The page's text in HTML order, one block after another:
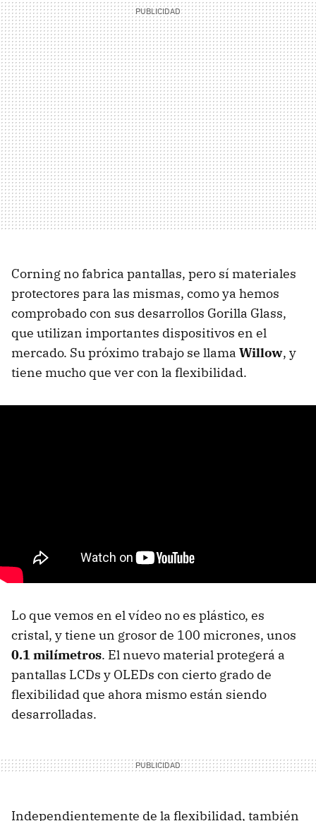
Corning no fabrica pantallas, pero sí materiales
protectores para las mismas, como ya hemos
comprobado con sus desarrollos Gorilla Glass,
que utilizan importantes dispositivos en el
mercado. Su próximo trabajo se llama Willow, y
tiene mucho que ver con la flexibilidad.
Lo que vemos en el vídeo no es plástico, es
cristal, y tiene un grosor de 100 micrones, unos
0.1 milímetros. El nuevo material protegerá a
pantallas LCDs y OLEDs con cierto grado de
flexibilidad que ahora mismo están siendo
desarrolladas.
Independientemente de la flexibilidad, también